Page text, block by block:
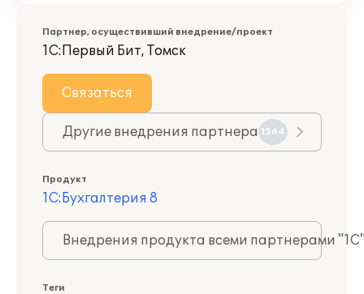
Партнер, осуществивший внедрение/проект
1С:Первый Бит, Томск
Связаться
Другие внедрения партнера 1564
Продукт
1С:Бухгалтерия 8
Внедрения продукта всеми партнерами
Теги